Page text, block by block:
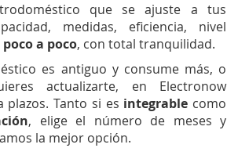
que se ajuste a tus
medidas, eficiencia, nivel
a poco, con total tranquilidad.
es antiguo y consume más, o
actualizarte, en Electronow
plazos. Tanto si es integrable como
, elige el número de meses y
la mejor opción.